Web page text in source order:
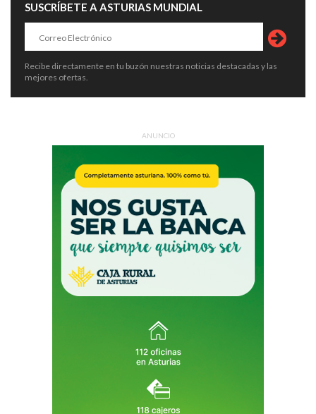
SUSCRÍBETE A ASTURIAS MUNDIAL
Recibe directamente en tu buzón nuestras noticias destacadas y las
mejores ofertas.
ANUNCIO